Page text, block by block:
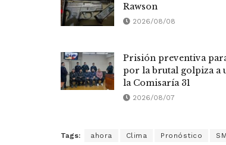
Rawson
2026/08/08
Prisión preventiva
por la brutal golpiza a
la Comisaría 31
2026/08/07
Tags: ahora Clima Pronóstico